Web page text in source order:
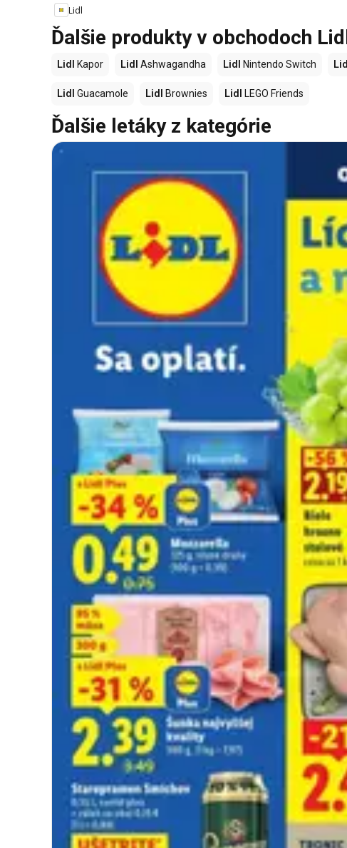
Lidl
Ďalšie produkty v obchodoch Lidl
Lidl Kapor Lidl Ashwagandha Lidl Nintendo Switch Lidl
Lidl Guacamole Lidl Brownies Lidl LEGO Friends
Ďalšie letáky z kategórie